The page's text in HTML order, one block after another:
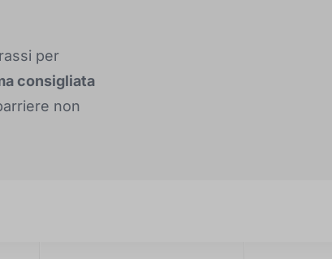
per
consigliata
non